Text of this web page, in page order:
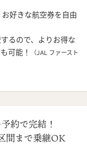
好きな航空券を自由
るので、よりお得な
可能！
（JAL ファースト
約で完結！
間まで乗継OK